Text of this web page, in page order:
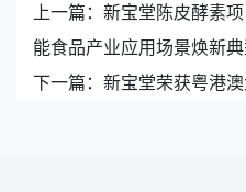
上一篇： 新宝堂陈皮酵素
能食品产业应用场景焕新
下一篇： 新宝堂荣获粤港